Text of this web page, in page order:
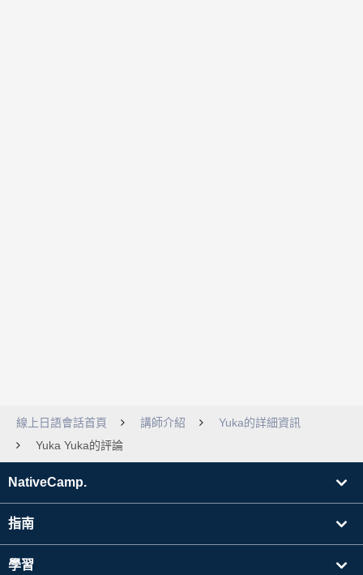
線上日語會話首頁 講師介紹
Yuka的詳細資訊
Yuka Yuka的評論
NativeCamp.
指南
學習